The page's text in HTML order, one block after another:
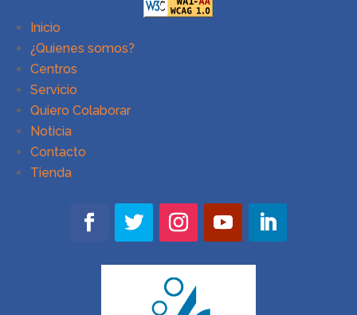
Inicio
¿Quienes somos?
Centros
Servicio
Quiero Colaborar
Noticia
Contacto
Tienda